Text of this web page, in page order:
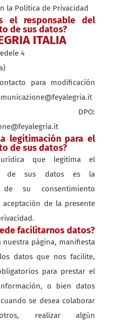
la Política de Privacidad
el responsable del
de sus datos?
ITALIA
4
para modificación
DPO:
legitimación para el
de sus datos?
que legitima el
de sus datos es la
de su consentimiento
aceptación de la presente
facilitarnos datos?
nuestra página, manifiesta
datos que nos facilite,
para prestar el
o bien datos
se desea colaborar
realizar algún